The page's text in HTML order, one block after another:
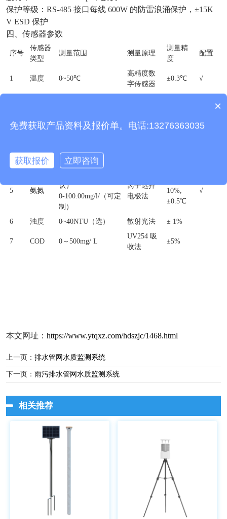
保护等级：RS-485 接口每线 600W 的防雷浪涌保护，±15K
V ESD 保护
四、传感器参数
序号
传感器
类型
测量范围 测量原理
测量精
度
配置
1 温度 0~50℃
高精度数
字传感器
±0.3℃ √
3 pH 0~14（ph）
电化学
± 0.1PH √
4 溶解氧 0~20mg/L
5 氨氮
认）
0-100.00mg/l/（可定
制）
离子选择
电极法
10%,
±0.5℃
√
6 浊度 0~40NTU（选） 散射光法 ± 1%
7 COD 0～500mg/ L
UV254 吸
收法
±5%
本文网址： https://www.ytqxz.com/hdszjc/1468.html
上一页： 排水管网水质监测系统
下一页： 雨污排水管网水质监测系统
相关推荐
产品包含安装吗？
×
免费获取产品资料及报价单。电话:13276363035
获取报价 立即咨询